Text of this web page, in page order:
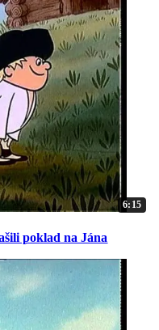
6:15
poklad na Jána